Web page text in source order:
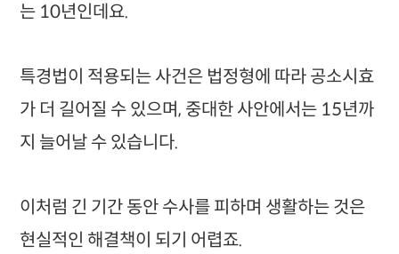
는 10년인데요.
특경법이 적용되는 사건은 법정형에 따라 공소시효
가 더 길어질 수 있으며, 중대한 사안에서는 15년까
지 늘어날 수 있습니다.
이처럼 긴 기간 동안 수사를 피하며 생활하는 것은
현실적인 해결책이 되기 어렵죠.